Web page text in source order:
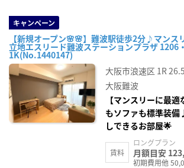
キャンペーン
【新規オープン🌸🌸】難波駅徒歩2分♪マンス
立地エスリード難波ステーションプラザ 1206・
1K(No.1440147)
大阪市浪速区 1R
大阪難波
【マンスリーに最
もソファも標準装
しできるお部屋🌟
賃料
ロングプラン
月額目安
初期費用他